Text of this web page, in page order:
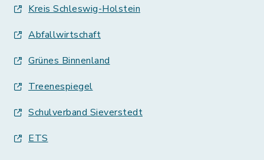
Kreis Schleswig-Holstein
Abfallwirtschaft
Grünes Binnenland
Treenespiegel
Schulverband Sieverstedt
ETS